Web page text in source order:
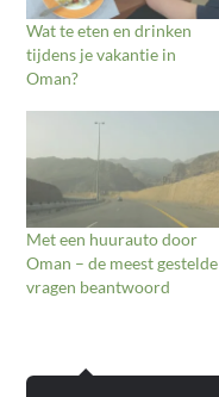
Wat te eten en drinken
tijdens je vakantie in
Oman?
Met een huurauto door
Oman – de meest gestelde
vragen beantwoord